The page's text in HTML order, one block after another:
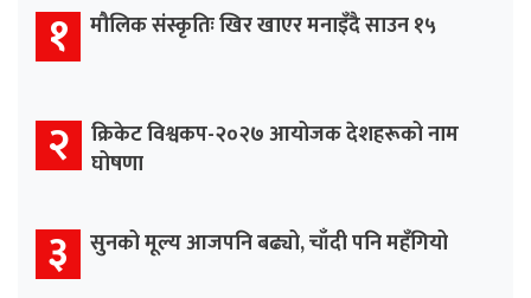
१ मौलिक संस्कृतिः खिर खाएर मनाइँदै साउन १५
२
क्रिकेट विश्वकप-२०२७ आयोजक देशहरूको नाम
घोषणा
३ सुनको मूल्य आजपनि बढ्यो, चाँदी पनि महँगियो